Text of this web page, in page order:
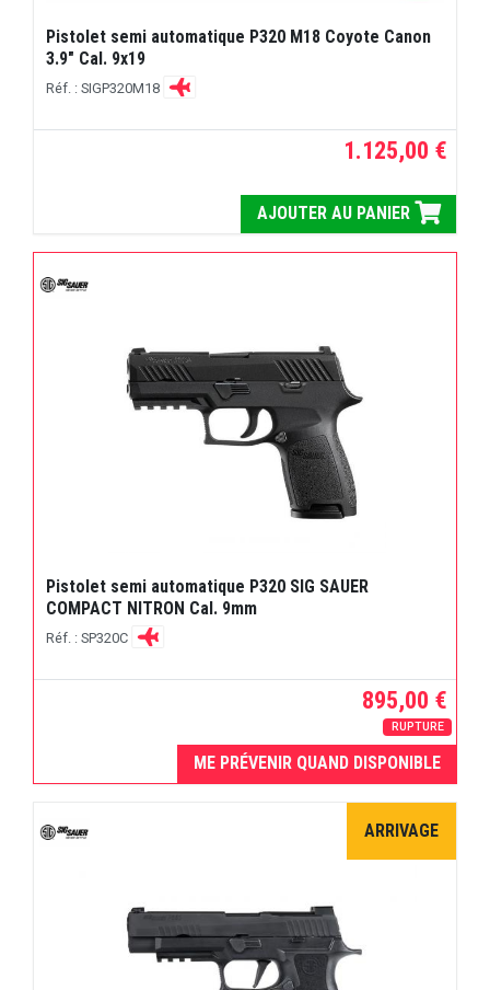
Pistolet semi automatique P320 M18 Coyote Canon
3.9" Cal. 9x19
Réf. : SIGP320M18
1.125,00 €
AJOUTER AU PANIER
Pistolet semi automatique P320 SIG SAUER
COMPACT NITRON Cal. 9mm
Réf. : SP320C
895,00 €
RUPTURE
ME PRÉVENIR QUAND DISPONIBLE
ARRIVAGE